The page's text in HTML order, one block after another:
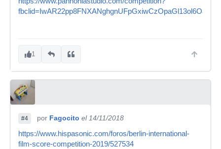
1
#4 por Fagocito el 14/11/2018
https://www.hispasonic.com/foros/berlin-international-
film-score-competition-2019/527534